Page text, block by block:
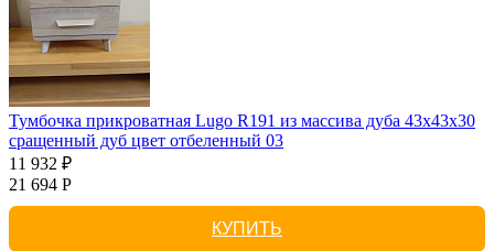
Тумбочка прикроватная Lugo R191 из массива дуба 43х43х30
сращенный дуб цвет отбеленный 03
11 932 ₽
21 694 Р
КУПИТЬ